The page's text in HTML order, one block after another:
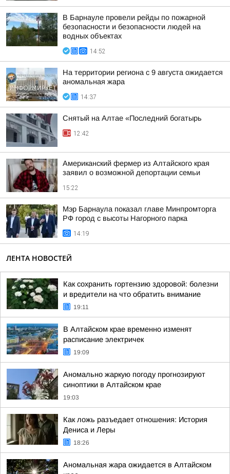
В Барнауле провели рейды по пожарной
безопасности и безопасности людей на
водных объектах
14:52
На территории региона с 9 августа ожидается
аномальная жара
14:37
Снятый на Алтае «Последний богатырь
12:42
Американский фермер из Алтайского края
заявил о возможной депортации семьи
15:22
Мэр Барнаула показал главе Минпромторга
РФ город с высоты Нагорного парка
14:19
ЛЕНТА НОВОСТЕЙ
Как сохранить гортензию здоровой: болезни
и вредители на что обратить внимание
19:11
В Алтайском крае временно изменят
расписание электричек
19:09
Аномально жаркую погоду прогнозируют
синоптики в Алтайском крае
19:03
Как ложь разъедает отношения: История
Дениса и Леры
18:26
Аномальная жара ожидается в Алтайском